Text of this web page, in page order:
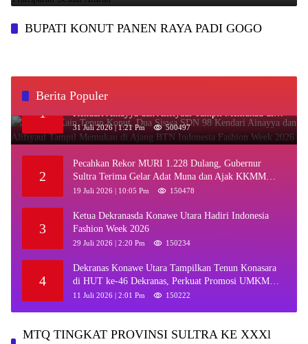
BUPATI KONUT PANEN RAYA PADI GOGO
Berita Populer
1
‎Kenakan Kain Tenun Konut, Dua Siswa SDN 98
Kendari Ainayya dan Alifiyaul Tampil Memukau di
Ajang BTN Indonesia Fashion Week 2026
31 Juli 2026 | 1:21 Pm 500497
2
Pecahkan Rekor MURI 1.228 Dulang, Gubernur
Sultra Terima Gelar Adat Muna dan Ajak KKMM
Bersinergi
19 Juli 2026 | 10:05 Pm 150478
3
Ketua Dekranasda Konawe Utara Hadiri Indonesia
Fashion Week 2026
29 Juli 2026 | 2:20 Pm 150234
4
Dekranas Konawe Utara Tampilkan Tenun Konasara
di HUT ke-46 Dekranas, Perkuat Promosi UMKM
Daerah
11 Juli 2026 | 2:01 Pm 150222
MTQ TINGKAT PROVINSI SULTRA KE XXXl